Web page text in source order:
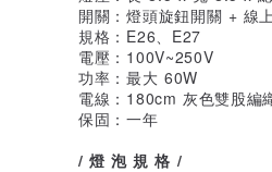
開關：燈頭旋鈕開關 + 線
規格：E26、E27
電壓：100V~250V
功率：最大 60W
電線：180cm 灰色雙股編
保固：一年
/ 燈 泡 規 格 /